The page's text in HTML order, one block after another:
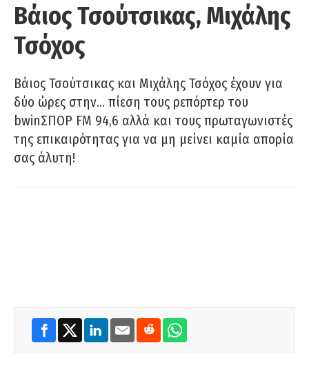
Βάιος Τσούτσικας, Μιχάλης
Τσόχος
Βάιος Τσούτσικας και Μιχάλης Τσόχος έχουν για
δύο ώρες στην… πίεση τους ρεπόρτερ του
bwinΣΠΟΡ FM 94,6 αλλά και τους πρωταγωνιστές
της επικαιρότητας για να μη μείνει καμία απορία
σας άλυτη!